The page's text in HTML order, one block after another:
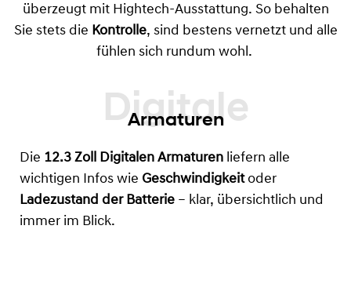
überzeugt mit Hightech-Ausstattung. So behalten
Sie stets die Kontrolle, sind bestens vernetzt und alle
fühlen sich rundum wohl.
Armaturen
Die 12.3 Zoll Digitalen Armaturen liefern alle
wichtigen Infos wie Geschwindigkeitoder
Ladezustand der Batterie – klar, übersichtlich und
immer im Blick.